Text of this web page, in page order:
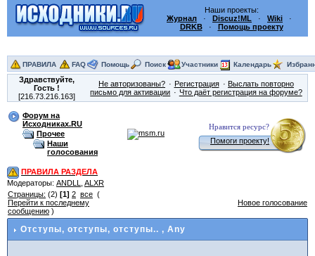
Наши проекты:
Журнал · Discuz!ML · Wiki ·
DRKB· Помощь проекту
ПРАВИЛА FAQ Помощь Поиск Участники Календарь
Здравствуйте,
Гость!
[216.73.216.163]
Не авторизованы? Регистрация
Выслать повторно
письмо для активации
Что даёт регистрация на форуме?
Форум на
Исходниках.RU
Прочее
Наши
голосования
Нравится ресурс?
Помоги проекту!
ПРАВИЛА РАЗДЕЛА
Модераторы: ANDLL
ALXR
Страницы: (2) [1] 2 все (
Перейти к последнему
сообщению )
Новое голосование
Отступы, отступы, отступы.. , Any